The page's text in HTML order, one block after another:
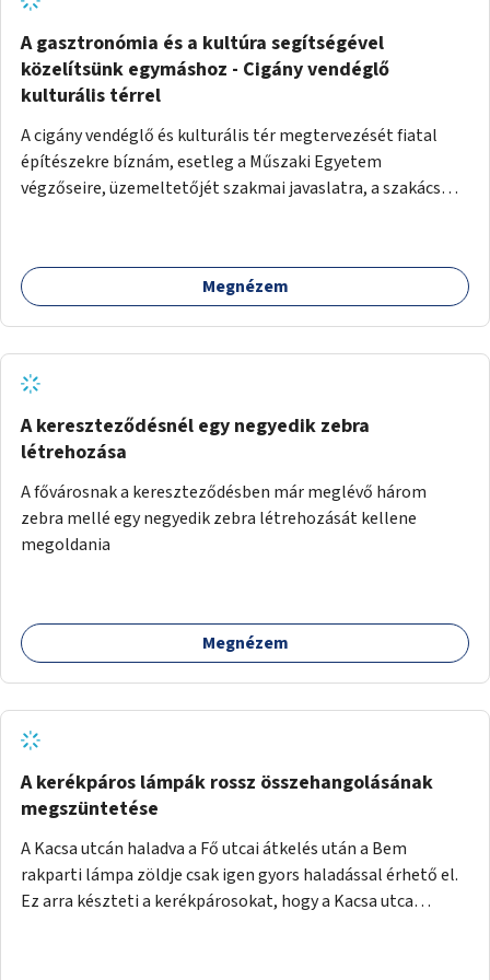
A gasztronómia és a kultúra segítségével
közelítsünk egymáshoz - Cigány vendéglő
kulturális térrel
A cigány vendéglő és kulturális tér megtervezését fiatal
építészekre bíznám, esetleg a Műszaki Egyetem
végzőseire, üzemeltetőjét szakmai javaslatra, a szakács
hagyományos cigányzene mellett, koncertek, gitárestek,
jazz művészek, roma diákok fellépései színesítenék a
a FreeSZFE hallgatóit, tanárait, teret adva az ő
kibontakozásuknak is. Színes, változatos műsor mellett
baráti körök alakulhatnak, hiszen a kultúra óriási kovász. A
falakat nagy cigány festők, Péli Tamás, Szentandrássy
festményei mellett, L. Ritók Nóra (Igazgyöngy)
gyermekeinek elismert rajzaiból időszaki kiállítás is helyet
kaphatna a térben. Segítségül Józsefváros önkormányzata,
Megnézem
A kereszteződésnél egy negyedik zebra
létrehozása
A fővárosnak a kereszteződésben már meglévő három
zebra mellé egy negyedik zebra létrehozását kellene
megoldania
Megnézem
A kerékpáros lámpák rossz összehangolásának
megszüntetése
A Kacsa utcán haladva a Fő utcai átkelés után a Bem
rakparti lámpa zöldje csak igen gyors haladással érhető el.
Ez arra készteti a kerékpárosokat, hogy a Kacsa utca